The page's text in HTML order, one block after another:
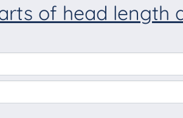
of head length